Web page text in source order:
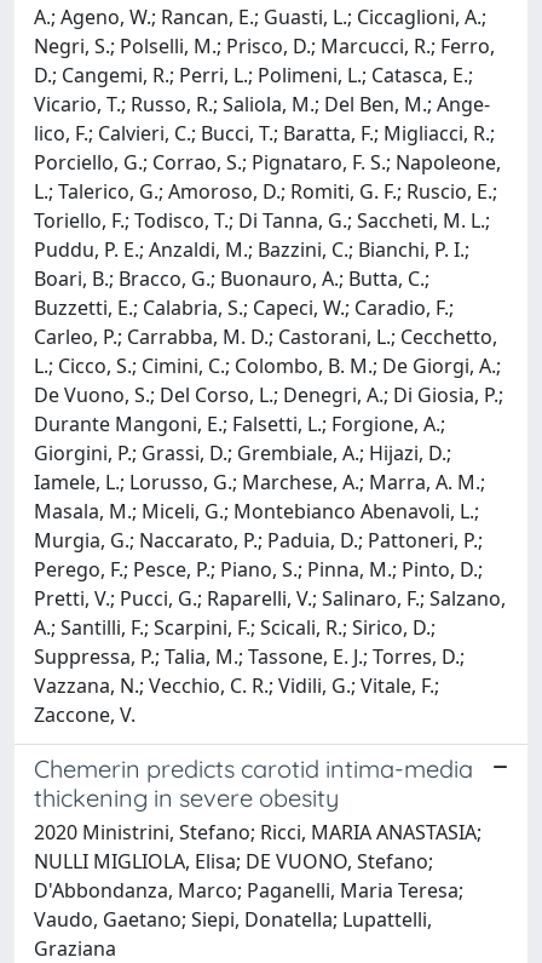
A.; Ageno, W.; Rancan, E.; Guasti, L.; Ciccaglioni, A.;
Negri, S.; Polselli, M.; Prisco, D.; Marcucci, R.; Ferro,
D.; Cangemi, R.; Perri, L.; Polimeni, L.; Catasca, E.;
Vicario, T.; Russo, R.; Saliola, M.; Del Ben, M.; Ange-
lico, F.; Calvieri, C.; Bucci, T.; Baratta, F.; Migliacci, R.;
Porciello, G.; Corrao, S.; Pignataro, F. S.; Napoleone,
L.; Talerico, G.; Amoroso, D.; Romiti, G. F.; Ruscio, E.;
Toriello, F.; Todisco, T.; Di Tanna, G.; Saccheti, M. L.;
Puddu, P. E.; Anzaldi, M.; Bazzini, C.; Bianchi, P. I.;
Boari, B.; Bracco, G.; Buonauro, A.; Butta, C.;
Buzzetti, E.; Calabria, S.; Capeci, W.; Caradio, F.;
Carleo, P.; Carrabba, M. D.; Castorani, L.; Cecchetto,
L.; Cicco, S.; Cimini, C.; Colombo, B. M.; De Giorgi, A.;
De Vuono, S.; Del Corso, L.; Denegri, A.; Di Giosia, P.;
Durante Mangoni, E.; Falsetti, L.; Forgione, A.;
Giorgini, P.; Grassi, D.; Grembiale, A.; Hijazi, D.;
Iamele, L.; Lorusso, G.; Marchese, A.; Marra, A. M.;
Masala, M.; Miceli, G.; Montebianco Abenavoli, L.;
Murgia, G.; Naccarato, P.; Paduia, D.; Pattoneri, P.;
Perego, F.; Pesce, P.; Piano, S.; Pinna, M.; Pinto, D.;
Pretti, V.; Pucci, G.; Raparelli, V.; Salinaro, F.; Salzano,
A.; Santilli, F.; Scarpini, F.; Scicali, R.; Sirico, D.;
Suppressa, P.; Talia, M.; Tassone, E. J.; Torres, D.;
Vazzana, N.; Vecchio, C. R.; Vidili, G.; Vitale, F.;
Zaccone, V.
Chemerin predicts carotid intima-media
thickening in severe obesity
2020 Ministrini, Stefano; Ricci, MARIA ANASTASIA;
NULLI MIGLIOLA, Elisa; DE VUONO, Stefano;
D'Abbondanza, Marco; Paganelli, Maria Teresa;
Vaudo, Gaetano; Siepi, Donatella; Lupattelli,
Graziana